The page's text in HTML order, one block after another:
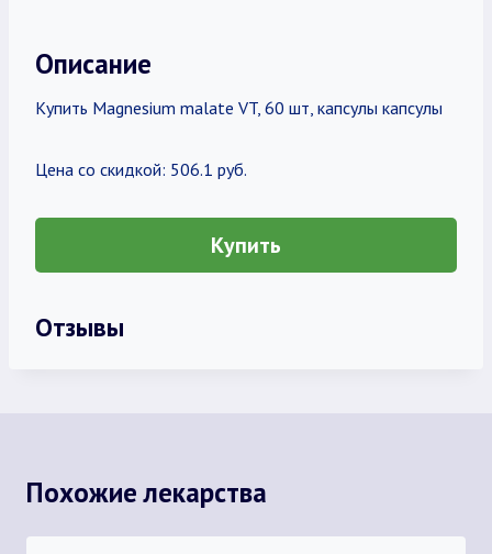
Описание
Купить Magnesium malatе VT, 60 шт, капсулы капсулы
Цена со скидкой: 506.1 руб.
Купить
Отзывы
Похожие лекарства